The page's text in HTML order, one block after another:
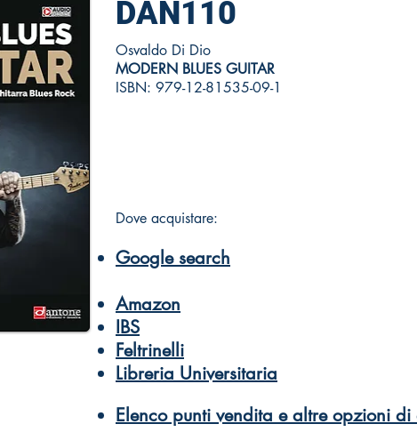
DAN110
Osvaldo Di Dio
MODERN BLUES GUITAR
ISBN: 979-12-81535-09-1
Dove acquistare:
Google search
Amazon
IBS
Feltrinelli
Libreria Universitaria
Elenco punti vendita e altre opzioni di